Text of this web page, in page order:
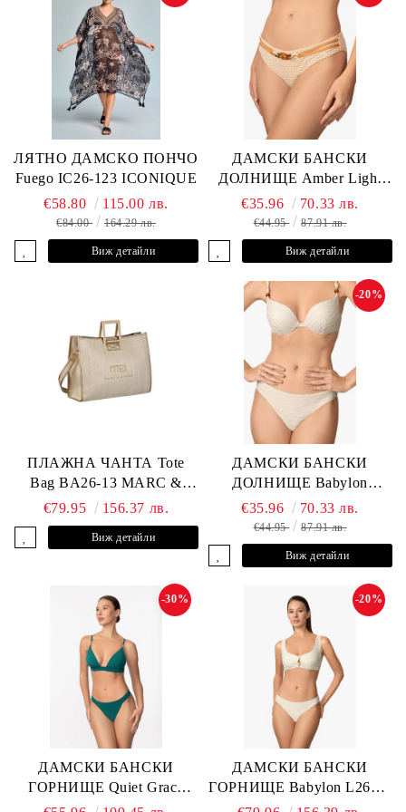
ЛЯТНО ДАМСКО ПОНЧО
Fuego IC26-123 ICONIQUE
€58.80
115.00 лв.
€84.00 164.29 лв.
Виж детайли
ДАМСКИ БАНСКИ
ДОЛНИЩЕ Amber Light
L2605-Z-MCB MARC &
ANDRE
€35.96 70.33 лв.
€44.95 87.91 лв.
Виж детайли
ПЛАЖНА ЧАНТА Tote
Bag BA26-13 MARC &
ANDRE
€79.95 156.37 лв.
Виж детайли
ДАМСКИ БАНСКИ
ДОЛНИЩЕ Babylon
L2613-Z-MTB MARC &
ANDRE
-20%
€35.96 70.33 лв.
€44.95 87.91 лв.
Виж детайли
ДАМСКИ БАНСКИ
ГОРНИЩЕ Quiet Grace
L2607-Y-352 MARC &
-30%
ДАМСКИ БАНСКИ
ГОРНИЩЕ Babylon L2613-
YP-682 MARC & ANDRE
-20%